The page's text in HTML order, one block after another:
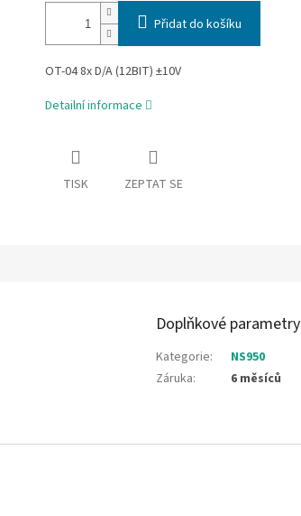
Přidat do košíku
OT-04 8x D/A (12BIT) ±10V
Detailní informace
TISK ZEPTAT SE
Doplňkové parametry
Kategorie:
NS950
Záruka: 6 měsíců